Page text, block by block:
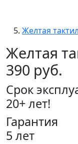
Желтая
Желтая
390 руб.
Срок
20+ лет!
Гарантия
5 лет